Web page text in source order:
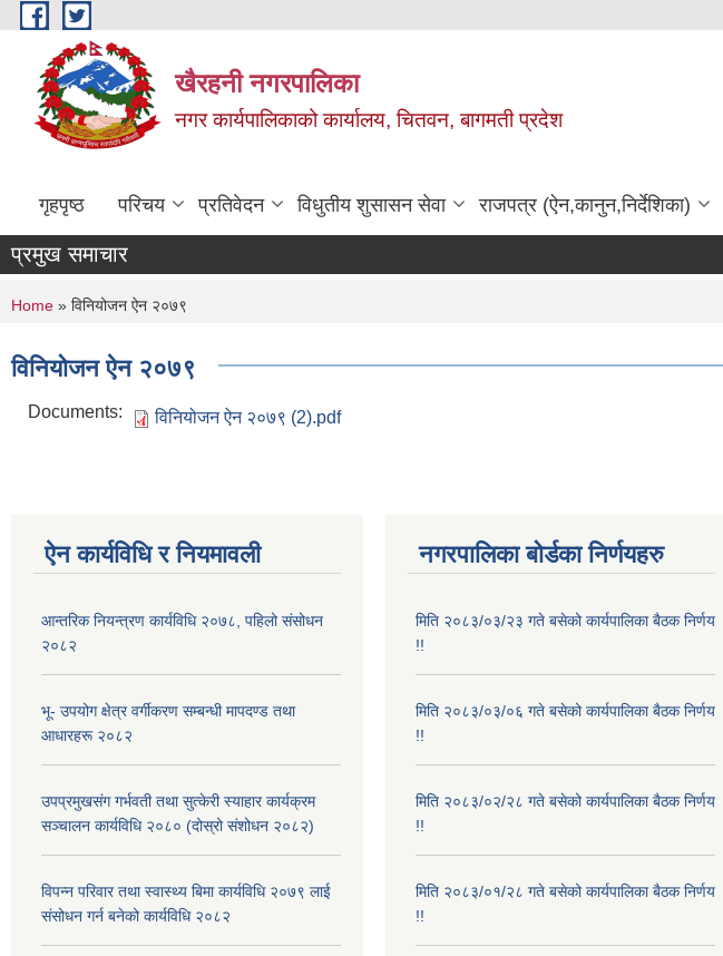
Skip to main content
खैरहनी नगरपालिका
नगर कार्यपालिकाको कार्यालय, चितवन, बागमती प्रदेश
गृहपृष्ठ परिचय प्रतिवेदन विधुतीय शुसासन सेवा राजपत्र (ऐन,कानुन,निर्देशिका)
प्रमुख समाचार
You are here
Home » विनियोजन ऐन २०७९
विनियोजन ऐन २०७९
Documents: विनियोजन ऐन २०७९ (2).pdf
ऐन कार्यविधि र नियमावली
आन्तरिक नियन्त्रण कार्यविधि २०७८, पहिलो संसोधन
२०८२
भू- उपयोग क्षेत्र वर्गीकरण सम्बन्धी मापदण्ड तथा
आधारहरू २०८२
उपप्रमुखसंग गर्भवती तथा सुत्केरी स्याहार कार्यक्रम
सञ्चालन कार्यविधि २०८० (दोस्रो संशोधन २०८२)
विपन्न परिवार तथा स्वास्थ्य बिमा कार्यविधि २०७९ लाई
संसोधन गर्न बनेको कार्यविधि २०८२
नगरपालिका बोर्डका निर्णयहरु
मिति २०८३/०३/२३ गते बसेको कार्यपालिका बैठक निर्णय
!!
मिति २०८३/०३/०६ गते बसेको कार्यपालिका बैठक निर्णय
!!
मिति २०८३/०२/२८ गते बसेको कार्यपालिका बैठक निर्णय
!!
मिति २०८३/०१/२८ गते बसेको कार्यपालिका बैठक निर्णय
!!